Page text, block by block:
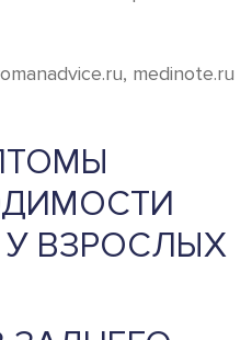
medinote.ru
ВЗРОСЛЫХ